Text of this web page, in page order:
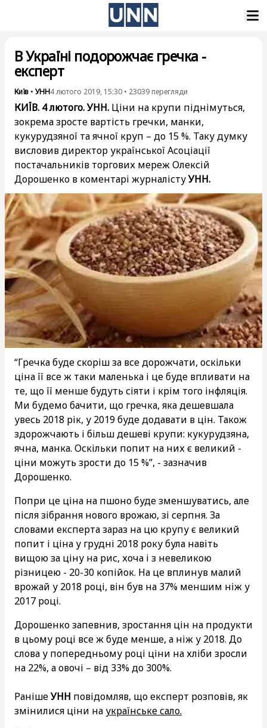
В Україні подорожчає гречка -
експерт
Київ • УНН4 лютого 2019, 15:30 • 23039 перегляди
КИЇВ. 4 лютого. УНН. Ціни на крупи піднімуться,
зокрема зросте вартість гречки, манки,
кукурудзяної та ячної круп – до 15 %. Таку думку
висловив директор української Асоціації
постачальників торгових мереж Олексій
Дорошенко в коментарі журналістуУНН.
“Гречка буде скоріш за все дорожчати, оскільки
ціна її все ж таки маленька і це буде впливати на
те, що її менше будуть сіяти і крім того інфляція.
Ми будемо бачити, що гречка, яка дешевшала
увесь 2018 рік, у 2019 буде додавати в цін. Також
здорожчають і більш дешеві крупи: кукурудзяна,
ячна, манка. Оскільки попит на них є великий -
ціни можуть зрости до 15 %”, - зазначив
Дорошенко.
Попри це ціна на пшоно буде зменшуватись, але
після зібрання нового врожаю, зі серпня. За
словами експерта зараз на цю крупу є великий
попит і ціна у грудні 2018 року була навіть
вищою за ціну на рис, хоча і з невеликою
різницею - 20-30 копійок. На це вплинув малий
врожай у 2018 році, він був на 37% меншим ніж у
2017 році.
Дорошенко запевнив, зростання цін на продукти
в цьому році все ж буде менше, а ніж у 2018. До
слова у попередньому році ціни на хліби зросли
на 22%, а овочі – від 33% до 300%.
РанішеУНН повідомляв, що експерт розповів, як
змінилися ціни на українське сало.